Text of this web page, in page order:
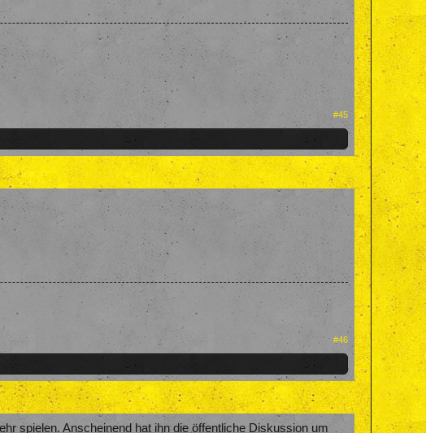
#45
#46
spielen. Anscheinend hat ihn die öffentliche Diskussion um